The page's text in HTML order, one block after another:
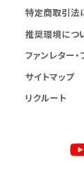
特定商取引法
推奨環境につ
ファンレター
サイトマップ
リクルート